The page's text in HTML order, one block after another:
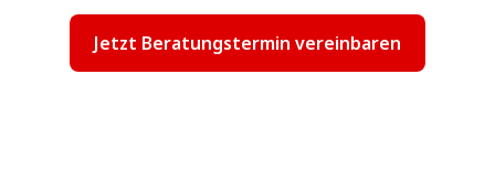
Jetzt Beratungstermin vereinbaren